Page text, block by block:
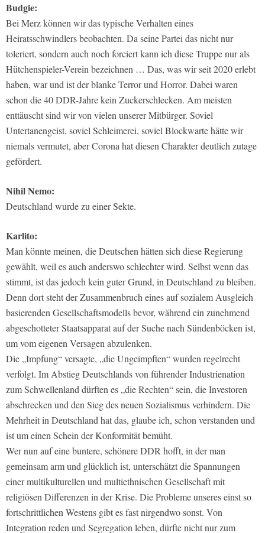
Budgie:
Bei Merz können wir das typische Verhalten eines
Heiratsschwindlers beobachten. Da seine Partei das nicht nur
toleriert, sondern auch noch forciert kann ich diese Truppe nur als
Hütchenspieler-Verein bezeichnen … Das, was wir seit 2020 erlebt
haben, war und ist der blanke Terror und Horror. Dabei waren
schon die 40 DDR-Jahre kein Zuckerschlecken. Am meisten
enttäuscht sind wir von vielen unserer Mitbürger. Soviel
Untertanengeist, soviel Schleimerei, soviel Blockwarte hätte wir
niemals vermutet, aber Corona hat diesen Charakter deutlich zutage
gefördert.
Nihil Nemo:
Deutschland wurde zu einer Sekte.
Karlito:
Man könnte meinen, die Deutschen hätten sich diese Regierung
gewählt, weil es auch anderswo schlechter wird. Selbst wenn das
stimmt, ist das jedoch kein guter Grund, in Deutschland zu bleiben.
Denn dort steht der Zusammenbruch eines auf sozialem Ausgleich
basierenden Gesellschaftsmodells bevor, während ein zunehmend
abgeschotteter Staatsapparat auf der Suche nach Sündenböcken ist,
um vom eigenen Versagen abzulenken.
Die „Impfung“ versagte, „die Ungeimpften“ wurden regelrecht
verfolgt. Im Abstieg Deutschlands von führender Industrienation
zum Schwellenland dürften es „die Rechten“ sein, die Investoren
abschrecken und den Sieg des neuen Sozialismus verhindern. Die
Mehrheit in Deutschland hat das, glaube ich, schon verstanden und
ist um einen Schein der Konformität bemüht.
Wer nun auf eine buntere, schönere DDR hofft, in der man
gemeinsam arm und glücklich ist, unterschätzt die Spannungen
einer multikulturellen und multiethnischen Gesellschaft mit
religiösen Differenzen in der Krise. Die Probleme unseres einst so
fortschrittlichen Westens gibt es fast nirgendwo sonst. Von
Integration reden und Segregation leben, dürfte nicht nur zum